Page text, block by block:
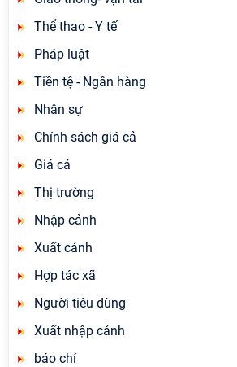
Thể thao - Y tế
Pháp luật
Tiền tệ - Ngân hàng
Nhân sự
Chính sách giá cả
Giá cả
Thị trường
Nhập cảnh
Xuất cảnh
Hợp tác xã
Người tiêu dùng
Xuất nhập cảnh
báo chí